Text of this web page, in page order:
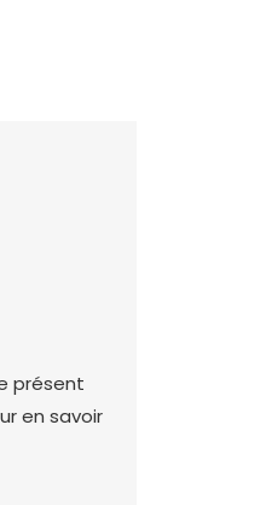
présent
en savoir